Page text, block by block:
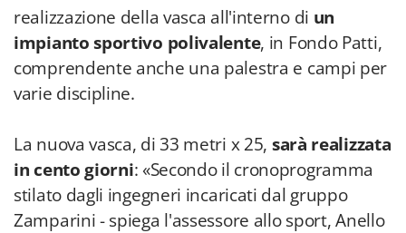
realizzazione della vasca all'interno di un
impianto sportivo polivalente, in Fondo Patti,
comprendente anche una palestra e campi per
varie discipline.
La nuova vasca, di 33 metri x 25, sarà realizzata
in cento giorni: «Secondo il cronoprogramma
stilato dagli ingegneri incaricati dal gruppo
Zamparini - spiega l'assessore allo sport, Anello